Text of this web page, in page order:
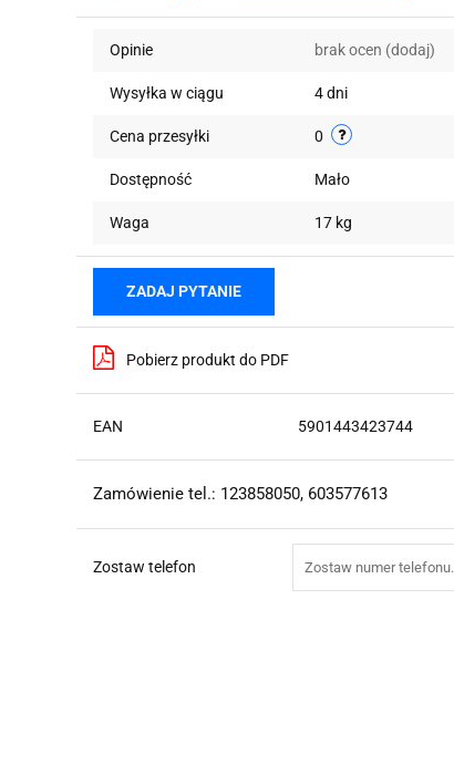
Do
Opinie brak ocen (dodaj)
Wysyłka w ciągu 4 dni
Cena przesyłki 0
Dostępność Mało
Waga 17 kg
ZADAJ PYTANIE
Pobierz produkt do PDF
EAN 5901443423744
Zamówienie tel.: 123858050, 603577613
Zostaw telefon